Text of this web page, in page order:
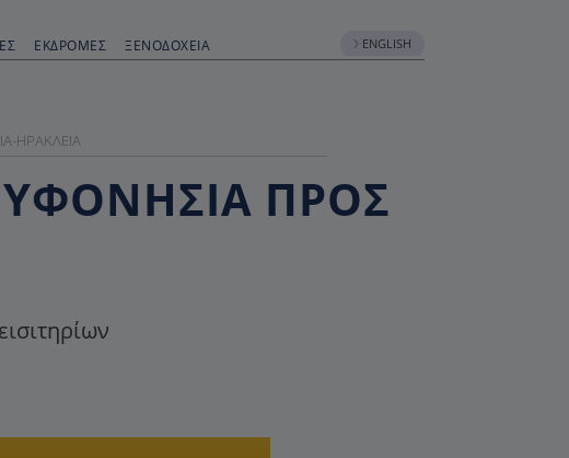
ΕΚΔΡΟΜΈΣ ΞΕΝΟΔΟΧΕΊΑ ENGLISH
ΗΡΑΚΛΕΙΆ
ΠΡΟΣ